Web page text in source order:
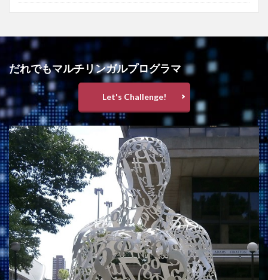
だれでもマルチリンガルプログラマ
Let's Challenge!